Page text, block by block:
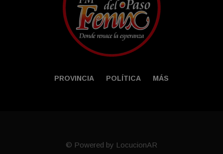
PROVINCIA POLÍTICA MÁS
© Powered by LocucionAR